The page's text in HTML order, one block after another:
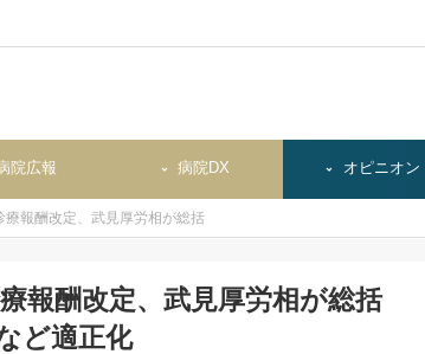
院広報 病院DX オピニオン
療報酬改定、武見厚労相が総括
報酬改定、武見厚労相が総括
ど適正化